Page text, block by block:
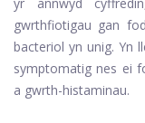
gwrthfiotigau gan
bacteriol yn unig. Yn
symptomatig nes ei
a gwrth-histaminau.